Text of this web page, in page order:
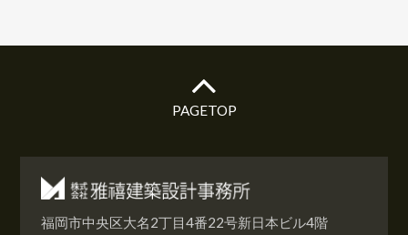
PAGETOP
福岡市中央区大名2丁目4番22号新日本ビル4階